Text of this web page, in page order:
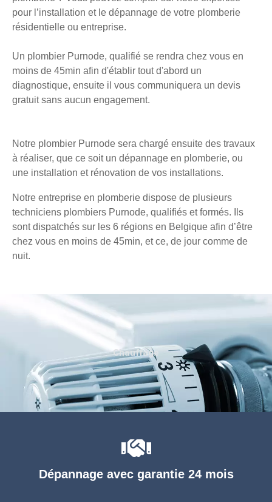
pour l’installation et le dépannage de votre plomberie
résidentielle ou entreprise.
Un plombier Purnode, qualifié se rendra chez vous en
moins de 45min afin d'établir tout d'abord un
diagnostique, ensuite il vous communiquera un devis
gratuit sans aucun engagement.
Notre plombier Purnode sera chargé ensuite des travaux
à réaliser, que ce soit un dépannage en plomberie, ou
une installation et rénovation de vos installations.
Notre entreprise en plomberie dispose de plusieurs
techniciens plombiers Purnode, qualifiés et formés. Ils
sont dispatchés sur les 6 régions en Belgique afin d’être
chez vous en moins de 45min, et ce, de jour comme de
nuit.
Dépannage avec garantie 24 mois
Chauffage